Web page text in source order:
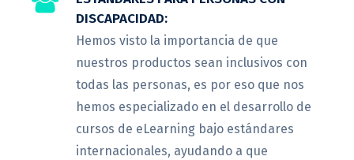
DISCAPACIDAD:
Hemos visto la importancia de que
nuestros productos sean inclusivos con
todas las personas, es por eso que nos
hemos especializado en el desarrollo de
cursos de eLearning bajo estándares
internacionales, ayudando a que